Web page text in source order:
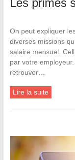
Les primes
On peut expliquer
diverses missions
salaire mensuel.
par votre
retrouver…
Lire la suite